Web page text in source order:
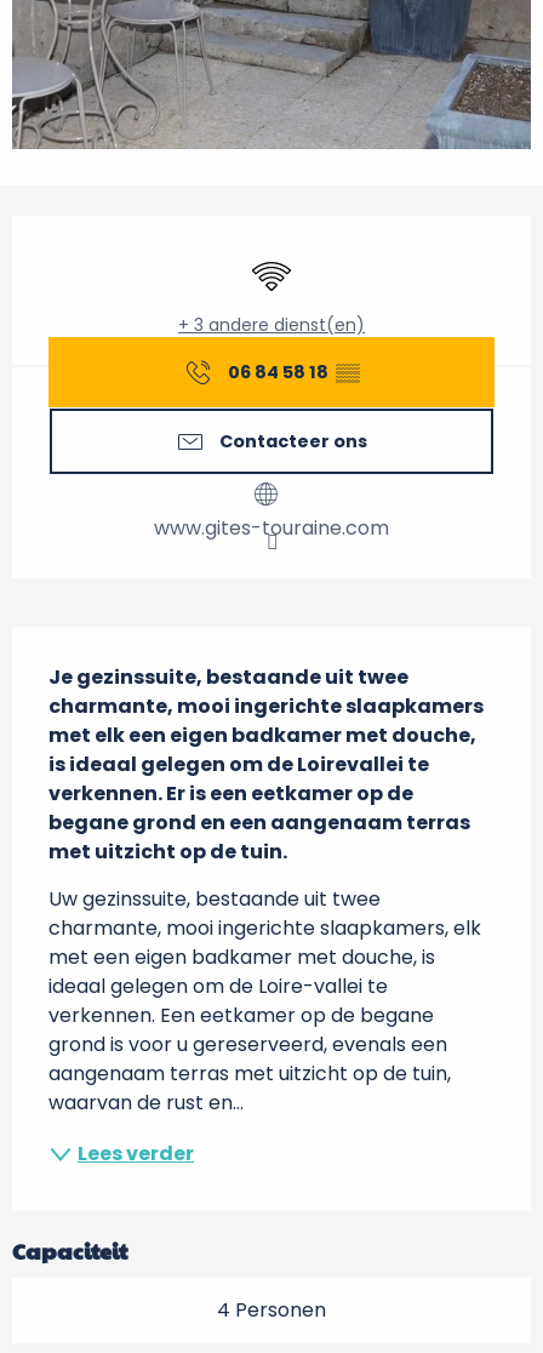
Wifi
+ 3 andere dienst(en)
06 84 58 18 ▒▒
Contacteer ons
www.gites-touraine.com
Je gezinssuite, bestaande uit twee
charmante, mooi ingerichte slaapkamers
met elk een eigen badkamer met douche,
is ideaal gelegen om de Loirevallei te
verkennen. Er is een eetkamer op de
begane grond en een aangenaam terras
met uitzicht op de tuin.
Uw gezinssuite, bestaande uit twee
charmante, mooi ingerichte slaapkamers, elk
met een eigen badkamer met douche, is
ideaal gelegen om de Loire-vallei te
verkennen. Een eetkamer op de begane
grond is voor u gereserveerd, evenals een
aangenaam terras met uitzicht op de tuin,
waarvan de rust en...
Lees verder
Capaciteit
4 Personen